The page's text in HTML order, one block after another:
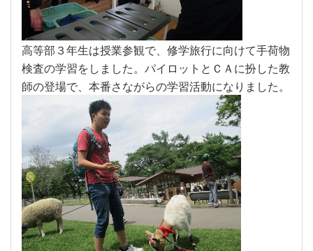
高等部３年生は授業参観で、修学旅行に向けて手荷物
検査の学習をしました。パイロットとＣＡに扮した教
師の登場で、本番さながらの学習活動になりました。